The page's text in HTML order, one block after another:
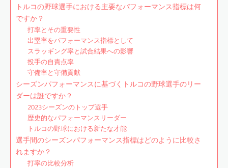
トルコの野球選手における主要なパフォーマンス指標は何
ですか？
打率とその重要性
出塁率をパフォーマンス指標として
スラッギング率と試合結果への影響
投手の自責点率
守備率と守備貢献
シーズンパフォーマンスに基づくトルコの野球選手のリー
ダーは誰ですか？
2023シーズンのトップ選手
歴史的なパフォーマンスリーダー
トルコの野球における新たな才能
選手間のシーズンパフォーマンス指標はどのように比較さ
れますか？
打率の比較分析